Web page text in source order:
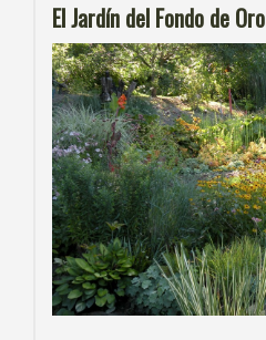
El Jardín del Fondo de Oro